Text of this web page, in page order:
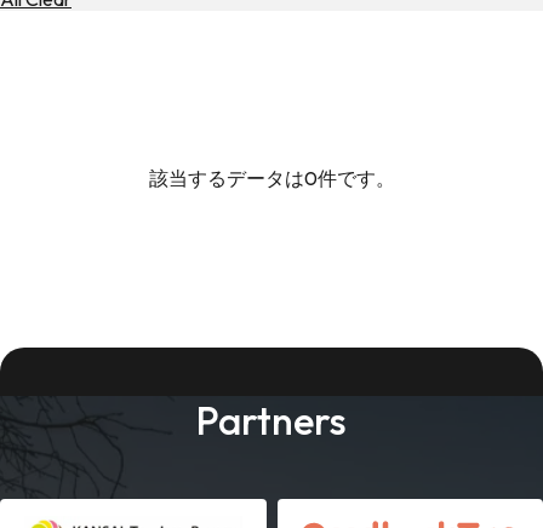
該当するデータは0件です。
Partners